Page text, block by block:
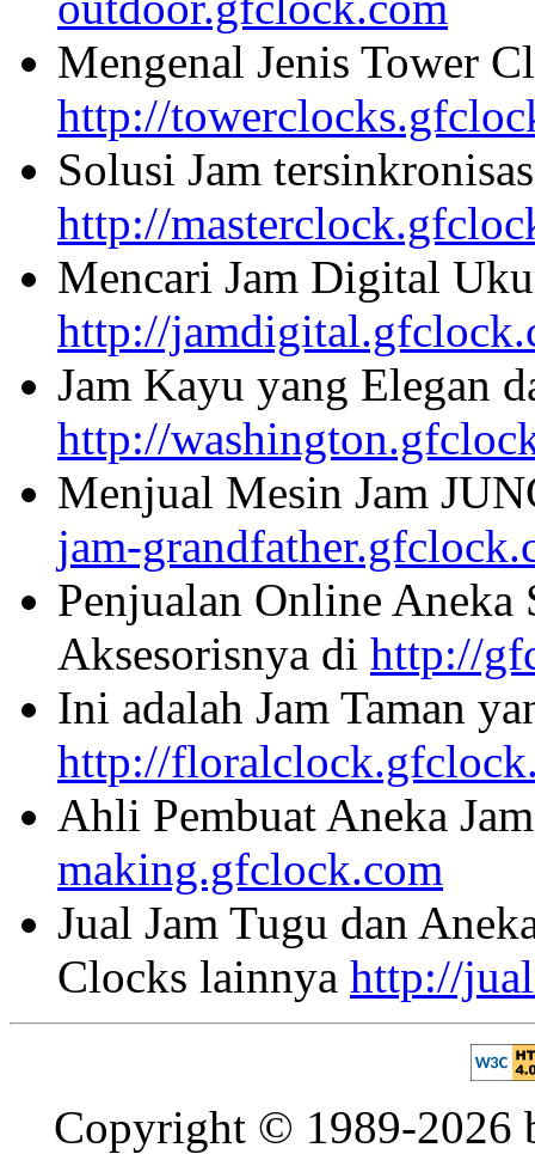
Mengenal Jenis Tower
http://
Solusi Jam
http://
Mencari Jam Digital
http://
Jam Kayu yang Elegan
http://
Menjual Mesin Jam
jam-
Penjualan Online Aneka
Aksesorisnya di http://
Ini adalah Jam Taman
http://
Ahli Pembuat Aneka
making.gfclock.com
Jual Jam Tugu dan
Clocks lainnya http://
Copyright © 1989-2026